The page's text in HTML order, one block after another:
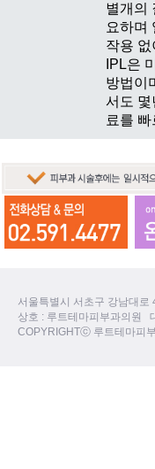
별개의
요하며
작용
IPL은
방법이
서도 몇
료를
서울특별시 서초구 강남대
상호 : 루트테마피부과의원
COPYRIGHTⓒ 루트테마피